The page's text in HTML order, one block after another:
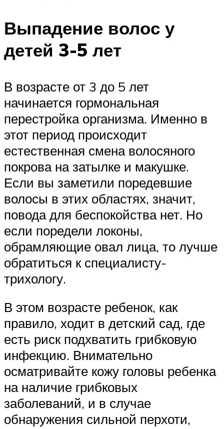
Выпадение волос у
детей 3-5 лет
В возрасте от 3 до 5 лет
начинается гормональная
перестройка организма. Именно в
этот период происходит
естественная смена волосяного
покрова на затылке и макушке.
Если вы заметили поредевшие
волосы в этих областях, значит,
повода для беспокойства нет. Но
если поредели локоны,
обрамляющие овал лица, то лучше
обратиться к специалисту-
трихологу.
В этом возрасте ребенок, как
правило, ходит в детский сад, где
есть риск подхватить грибковую
инфекцию. Внимательно
осматривайте кожу головы ребенка
на наличие грибковых
заболеваний, и в случае
обнаружения сильной перхоти,